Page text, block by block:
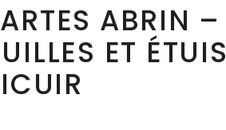
ABRIN –
ET ÉTUIS